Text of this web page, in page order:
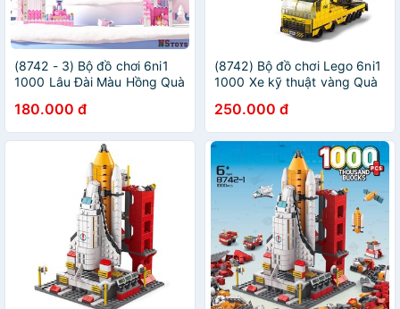
(8742 - 3) Bộ đồ chơi 6ni1
1000 Lâu Đài Màu Hồng Quà
Gái
180.000 đ
(8742) Bộ đồ chơi Lego 6ni1
1000 Xe kỹ thuật vàng Quà
250.000 đ